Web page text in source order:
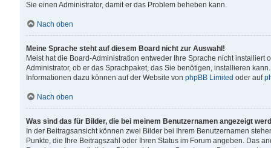
Sie einen Administrator, damit er das Problem beheben kann.
Nach oben
Meine Sprache steht auf diesem Board nicht zur Auswahl!
Meist hat die Board-Administration entweder Ihre Sprache nicht
Administrator, ob er das Sprachpaket, das Sie benötigen, installieren
Informationen dazu können auf der Website von phpBB Limited oder auf
Nach oben
Was sind das für Bilder, die bei meinem Benutzernamen angezeigt
In der Beitragsansicht können zwei Bilder bei Ihrem Benutzernamen
Punkte, die Ihre Beitragszahl oder Ihren Status im Forum angeben. Das